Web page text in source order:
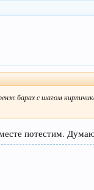
барах с шагом
потестим.